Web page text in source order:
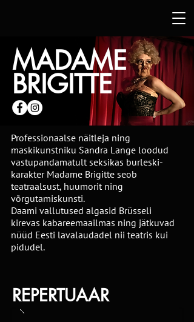
MADAME
BRIGITTE
Professionaalse näitleja ning
maskikunstniku Sandra Lange loodud
vastupandamatult seksikas burleski-
karakter Madame Brigitte seob
teatraalsust, huumorit ning
võrgutamiskunsti.
Daami vallutused algasid Brüsseli
kirevas kabareemaailmas ning jätkuvad
nüüd Eesti lavalaudadel nii teatris kui
pidudel.
REPERTUAAR